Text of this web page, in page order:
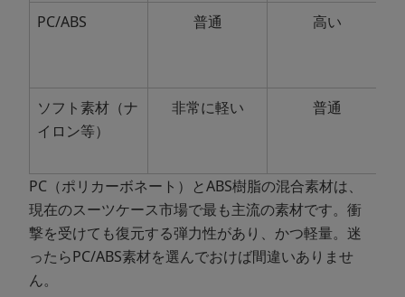
PC/ABS 普通 高い
ソフト素材（ナ
イロン等）
非常に軽い 普通
PC（ポリカーボネート）とABS樹脂の混合素材は、
現在のスーツケース市場で最も主流の素材です。衝
撃を受けても復元する弾力性があり、かつ軽量。迷
ったらPC/ABS素材を選んでおけば間違いありませ
ん。